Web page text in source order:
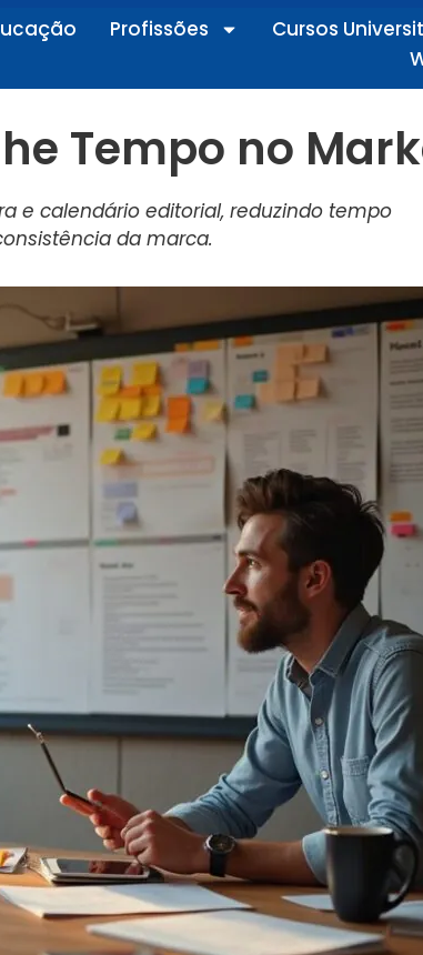
Profissões
Cursos
Tempo no
e calendário editorial, reduzindo tempo
da marca.